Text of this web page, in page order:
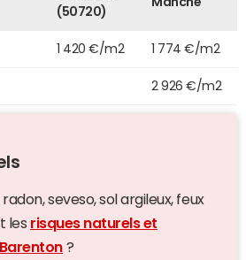
(50720)
1 420 €/m2 1 774 €/m2
2 926 €/m2
seveso, sol argileux, feux
les risques naturels et
?